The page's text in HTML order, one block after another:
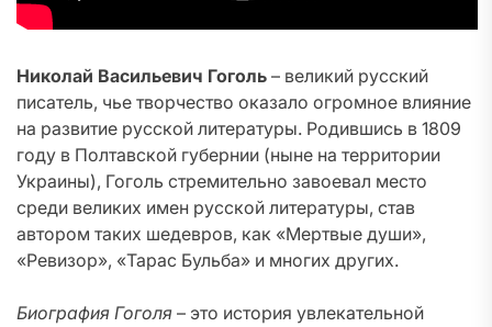
Николай Васильевич Гоголь – великий русский
писатель, чье творчество оказало огромное влияние
на развитие русской литературы. Родившись в 1809
году в Полтавской губернии (ныне на территории
Украины), Гоголь стремительно завоевал место
среди великих имен русской литературы, став
автором таких шедевров, как «Мертвые души»,
«Ревизор», «Тарас Бульба» и многих других.
Биография Гоголя – это история увлекательной